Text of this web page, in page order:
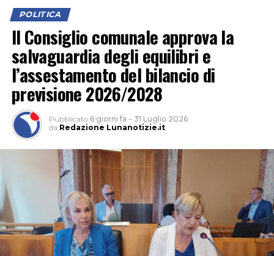
di programmazione” e una gestione basata più sugli
annunci che sui risultati concreti. Una critica che,
secondo i consiglieri, sarebbe emersa in modo
particolare durante l’estate, con riferimento alla
gestione degli eventi, dei servizi sul litorale e della
sicurezza.
POLITICA
Il Consiglio comunale approva la
salvaguardia degli equilibri e
l’assestamento del bilancio di
previsione 2026/2028
Pubblicato 6 giorni fa – 31 Luglio 2026
da Redazione Lunanotizie.it